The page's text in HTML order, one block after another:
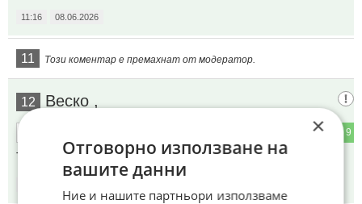
11:16 08.06.2026
11 Този коментар е премахнат от модератор.
12 Веско ,
9
0
Ти си трътърътъ ...
×
Отговорно използване на
вашите данни
Ние и нашите партньори използваме